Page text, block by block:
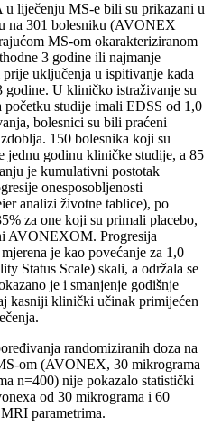
liječenju MS-e bili su prikazani u
na 301 bolesniku (AVONEX
MS-om okarakteriziranom
3 godine ili najmanje
uključenja u ispitivanje kada
godine. U kliničko istraživanje su
studije imali EDSS od 1,0
bolesnici su bili praćeni
150 bolesnika koji su
godinu kliničke studije, a 85
je kumulativni postotak
onesposobljenosti
analizi životne tablice), po
za one koji su primali placebo,
AVONEXOM. Progresija
je kao povećanje za 1,0
Status Scale) skali, a održala se
je i smanjenje godišnje
kasniji klinički učinak primijećen
randomiziranih doza na
om (AVONEX, 30 mikrograma
n=400) nije pokazalo statistički
od 30 mikrograma i 60
parametrima.